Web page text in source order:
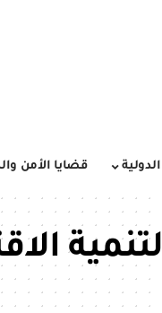
قضايا الأمن